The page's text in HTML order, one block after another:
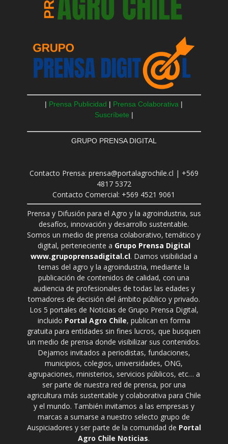
| Prensa Publicidad | Prensa Colaborativa |
Suscríbete |
GRUPO PRENSA DIGITAL
Contacto Prensa: prensa@portalagrochile.cl | +569
4817 5372
Contacto Comercial: +569 4521 9061
Prensa y Difusión para el Agro y la agroindustria, sus
desafíos, innovación y desarrollo sustentable.
Somos un medio de prensa colaborativo, temático y
digital, perteneciente a Grupo Prensa Digital
www.grupoprensadigital.cl. Damos visibilidad a
temas del agro y la agroindustria, mediante la
publicación de contenidos de calidad, con una
audiencia de profesionales de todas las edades y
tomadores de decisión del ámbito público y privado.
Los 5 portales de Noticias de Grupo Prensa Digital,
incluido Portal Agro Chile, publican en forma
gratuita para entidades sin fines lucros, que busquen
un medio de prensa donde visibilizar sus contenidos.
Dejamos invitados a periodistas, fundaciones,
municipios, colegios, universidades, ONG,
agrupaciones, ministerios, servicios públicos, etc… a
ser parte de nuestra red de prensa, por una
agricultura más sustentable y colaborativa para Chile
y el mundo. También invitamos a las empresas y
marcas a sumarse a nuestro selecto grupo de
Auspiciadores y ser parte de la comunidad de Portal
Agro Chile Noticias.